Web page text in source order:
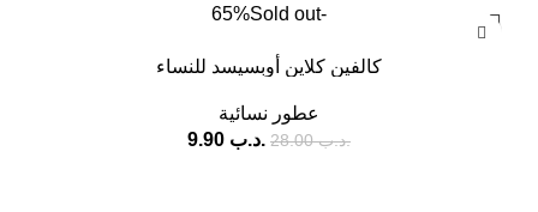
-65%
Sold out
كالفين كلاين أوبسيسد للنساء
عطور نسائية
.د.ب28.00 .د.ب